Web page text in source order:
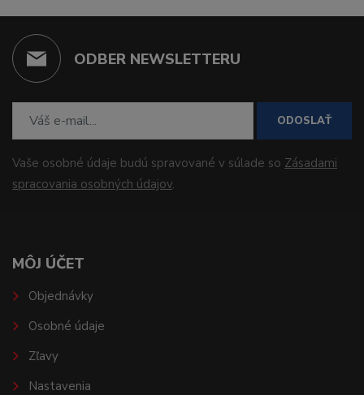
ODBER NEWSLETTERU
ODOSLAŤ
Vaše osobné údaje budú spravované v súlade so Zásadami
spracovania osobných údajov.
MÔJ ÚČET
Objednávky
Osobné údaje
Zľavy
Nastavenia